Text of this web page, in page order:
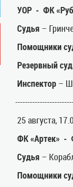
УОР - ФК
Судья –
Помощники
Резервный
Инспектор –
25 августа,
ФК «Артек» -
Судья –
Помощники